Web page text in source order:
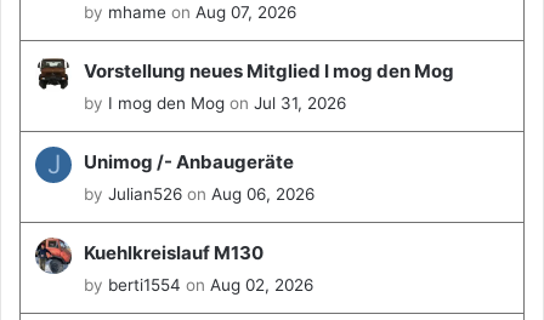
by mhame on Aug 07, 2026
Vorstellung neues Mitglied I mog den Mog
by I mog den Mog on Jul 31, 2026
J Unimog /- Anbaugeräte
by Julian526 on Aug 06, 2026
Kuehlkreislauf M130
by berti1554 on Aug 02, 2026